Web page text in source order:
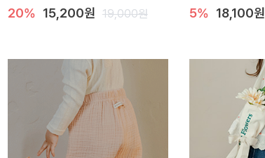
20% 15,200원 19,000원 5% 18,100원